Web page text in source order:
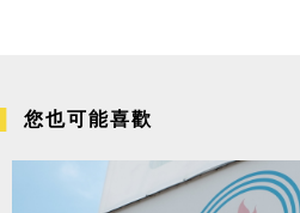
您也可能喜歡